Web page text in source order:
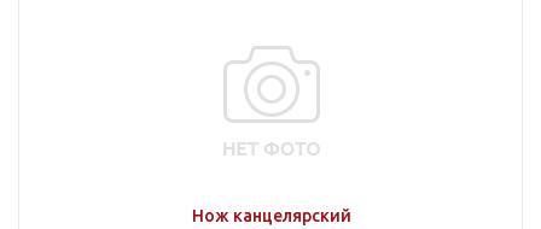
Нож канцелярский